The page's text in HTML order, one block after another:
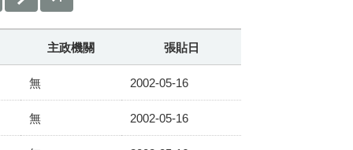
主政機關 張貼日
無 2002-05-16
無 2002-05-16